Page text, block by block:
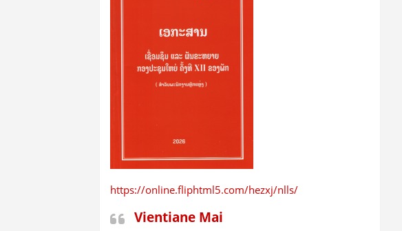
https://online.fliphtml5.com/hezxj/nlls/
Vientiane Mai